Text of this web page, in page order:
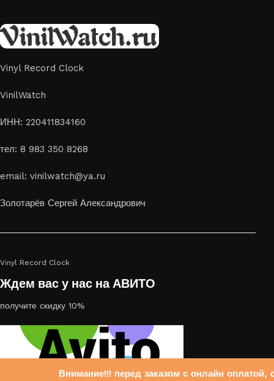
Внимание!!! перед заказом с онлайн оплатой,
Vinyl Record Clock
VinilWatch
ИНН: 220411834160
тел: 8 983 350 8268
email: vinilwatch@ya.ru
Золотарёв Сергей Александрович
Vinyl Record Clock
Ждем вас у нас на АВИТО
получите скидку 10%